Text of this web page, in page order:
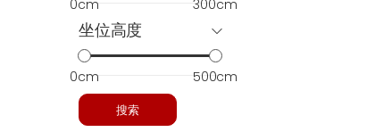
0cm 300cm
坐位高度
0cm 500cm
搜索